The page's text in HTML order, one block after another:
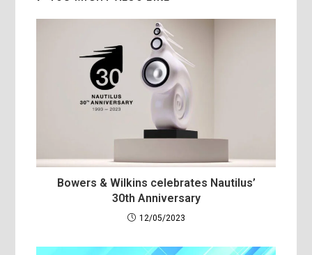
Bowers & Wilkins celebrates Nautilus’
30th Anniversary
12/05/2023